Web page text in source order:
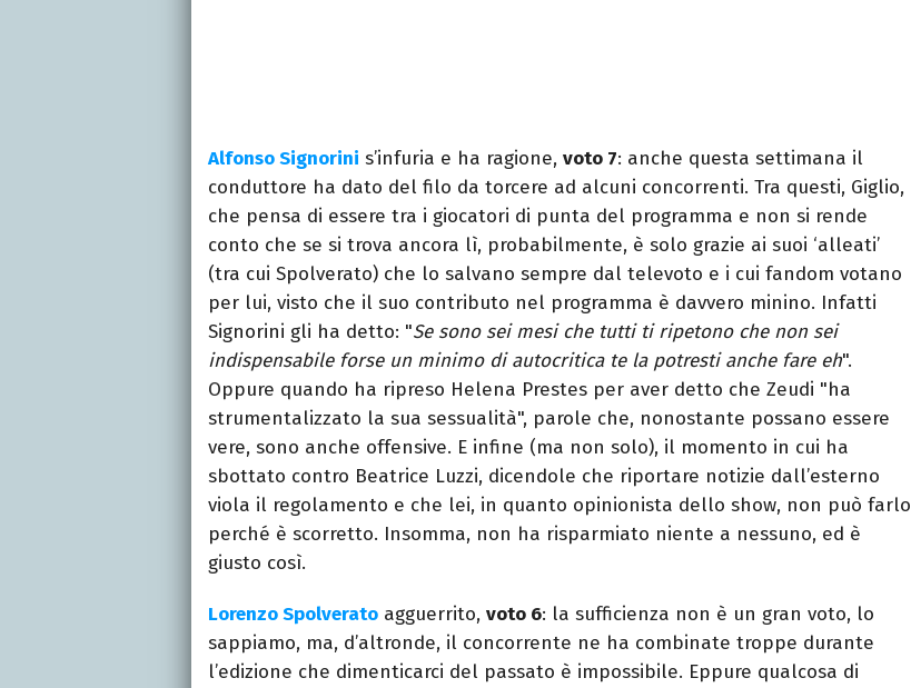
Alfonso Signorini s’infuria e ha ragione, voto 7: anche questa settimana il
conduttore ha dato del filo da torcere ad alcuni concorrenti. Tra questi, Giglio,
che pensa di essere tra i giocatori di punta del programma e non si rende
conto che se si trova ancora lì, probabilmente, è solo grazie ai suoi ‘alleati’
(tra cui Spolverato) che lo salvano sempre dal televoto e i cui fandom votano
per lui, visto che il suo contributo nel programma è davvero minino. Infatti
Signorini gli ha detto: "Se sono sei mesi che tutti ti ripetono che non sei
indispensabile forse un minimo di autocritica te la potresti anche fare eh".
Oppure quando ha ripreso Helena Prestes per aver detto che Zeudi "ha
strumentalizzato la sua sessualità", parole che, nonostante possano essere
vere, sono anche offensive. E infine (ma non solo), il momento in cui ha
sbottato contro Beatrice Luzzi, dicendole che riportare notizie dall’esterno
viola il regolamento e che lei, in quanto opinionista dello show, non può farlo
perché è scorretto. Insomma, non ha risparmiato niente a nessuno, ed è
giusto così.
Lorenzo Spolverato agguerrito, voto 6: la sufficienza non è un gran voto, lo
sappiamo, ma, d’altronde, il concorrente ne ha combinate troppe durante
l’edizione che dimenticarci del passato è impossibile. Eppure qualcosa di